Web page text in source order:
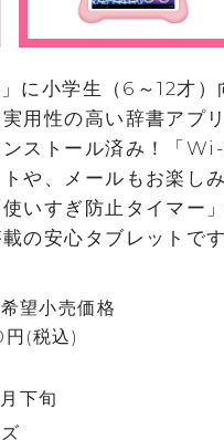
に小学生（6～12才）
用性の高い辞書アプ
ストール済み！「
や、メールもお楽し
いすぎ防止タイマー
の安心タブレットです
望小売価格
(税込)
下旬